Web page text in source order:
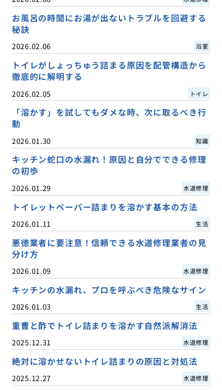
お風呂の時間にお湯が出ないトラブルを回避する
秘訣
2026.02.06 浴室
トイレがしょっちゅう詰まる原因を配管構造から
徹底的に解明する
2026.02.05 トイレ
「溶かす」を試してもダメな時、次に取るべき行
動
2026.01.30 知識
キッチン蛇口の水漏れ！原因と自分でできる修理
の初歩
2026.01.29 水道修理
トイレットペーパー詰まりを溶かす基本の方法
2026.01.11 生活
悪徳業者に要注意！信頼できる水道修理業者の見
分け方
2026.01.09 水道修理
キッチンの水漏れ、プロを呼ぶべき危険なサイン
2026.01.03 生活
重曹と酢でトイレ詰まりを溶かす自然派解消法
2025.12.31 水道修理
絶対に溶かせないトイレ詰まりの原因と対処法
2025.12.27 水道修理